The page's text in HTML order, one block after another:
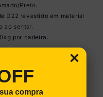
Preto.
D22 revestido em material
ao sentar.
por cadeira.
×
compra